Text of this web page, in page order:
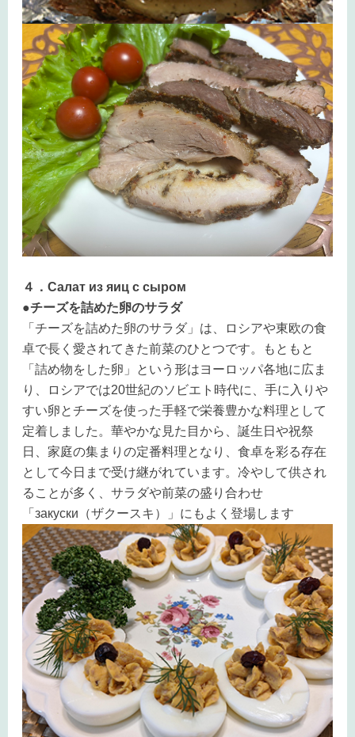
４．Салат из яиц с сыром
●チーズを詰めた卵のサラダ
「チーズを詰めた卵のサラダ」は、ロシアや東欧の食
卓で長く愛されてきた前菜のひとつです。もともと
「詰め物をした卵」という形はヨーロッパ各地に広ま
り、ロシアでは20世紀のソビエト時代に、手に入りや
すい卵とチーズを使った手軽で栄養豊かな料理として
定着しました。華やかな見た目から、誕生日や祝祭
日、家庭の集まりの定番料理となり、食卓を彩る存在
として今日まで受け継がれています。冷やして供され
ることが多く、サラダや前菜の盛り合わせ
「закуски（ザクースキ）」にもよく登場します